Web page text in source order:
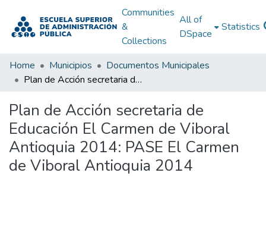
Communities
&
Collections
All of
DSpace
Statistics
Home Municipios
Documentos Municipales
Plan de Acción secretaria de Educación El Carmen de Viboral Antioquia 2014: PASE El Carmen de Viboral Antioquia 2014
Plan de Acción secretaria de
Educación El Carmen de Viboral
Antioquia 2014: PASE El Carmen
de Viboral Antioquia 2014